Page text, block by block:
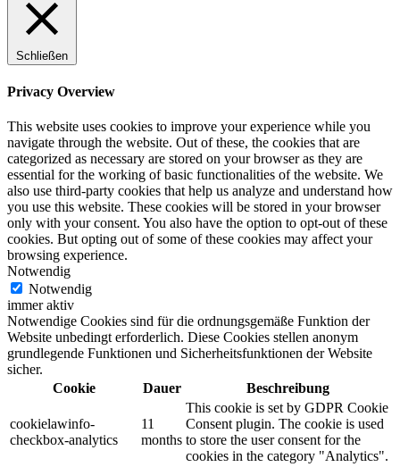
Schließen
Privacy Overview
This website uses cookies to improve your experience while you
navigate through the website. Out of these, the cookies that are
categorized as necessary are stored on your browser as they are
essential for the working of basic functionalities of the website. We
also use third-party cookies that help us analyze and understand how
you use this website. These cookies will be stored in your browser
only with your consent. You also have the option to opt-out of these
cookies. But opting out of some of these cookies may affect your
browsing experience.
Notwendig
Notwendig
immer aktiv
Notwendige Cookies sind für die ordnungsgemäße Funktion der
Website unbedingt erforderlich. Diese Cookies stellen anonym
grundlegende Funktionen und Sicherheitsfunktionen der Website
sicher.
Cookie
Dauer Beschreibung
cookielawinfo-
checkbox-analytics
11
months
This cookie is set by GDPR Cookie
Consent plugin. The cookie is used
to store the user consent for the
cookies in the category "Analytics".